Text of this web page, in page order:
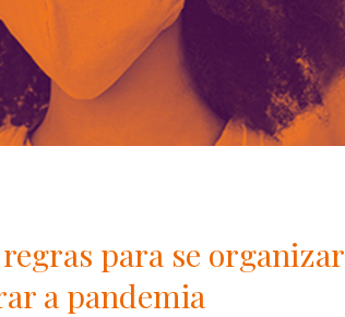
para se organizar
a pandemia